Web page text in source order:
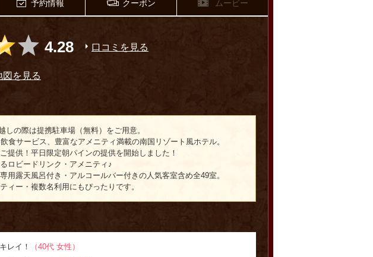
予約情報 クーポン ムービー
5つ星のうち4
4.28 口コミを見る
図を見る
の際は提携駐車場（無料）をご用意。
食サービス、豊富なアメニティ満載の南国リゾート風ホテル。
提供！平日限定朝パインの提供を開始しました！
ロビードリンク・アメニティ♪
用露天風呂付き・アルコールバー付きの人気客室含め全49室。
ィー・複数名利用にもぴったりです。
レイ！
（40代 女性）